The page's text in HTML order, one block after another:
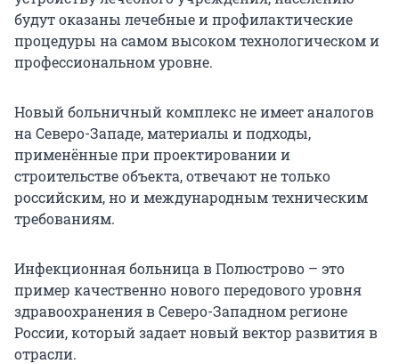
будут оказаны лечебные и профилактические
процедуры на самом высоком технологическом и
профессиональном уровне.
Новый больничный комплекс не имеет аналогов
на Северо-Западе, материалы и подходы,
применённые при проектировании и
строительстве объекта, отвечают не только
российским, но и международным техническим
требованиям.
Инфекционная больница в Полюстрово – это
пример качественно нового передового уровня
здравоохранения в Северо-Западном регионе
России, который задает новый вектор развития в
отрасли.